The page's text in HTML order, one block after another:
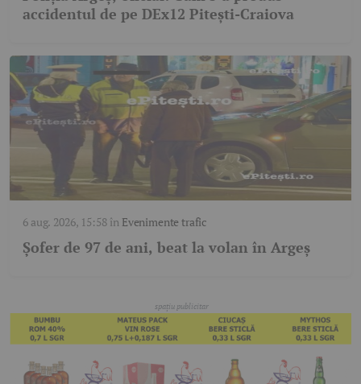
accidentul de pe DEx12 Pitești-Craiova
6 aug. 2026, 15:58în Evenimente trafic
Șofer de 97 de ani, beat la volan în Argeș